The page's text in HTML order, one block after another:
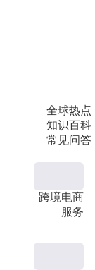
全球热点
知识百科
常见问答
跨境电商
服务